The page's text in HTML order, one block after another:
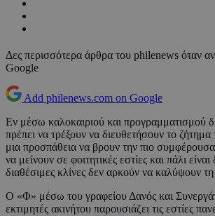
Δες περισσότερα άρθρα του philenews όταν
Google
Add philenews.com on Google
Εν μέσω καλοκαιριού και προγραμματισμού
πρέπει να τρέξουν να διευθετήσουν το ζήτημα
μια προσπάθεια να βρουν την πιο
να μείνουν σε φοιτητικές εστίες και πάλι
διαθέσιμες κλίνες δεν αρκούν να καλύψουν
Ο «Φ» μέσω του γραφείου Δανός και
εκτιμητές ακινήτου παρουσιάζει τις εστίες